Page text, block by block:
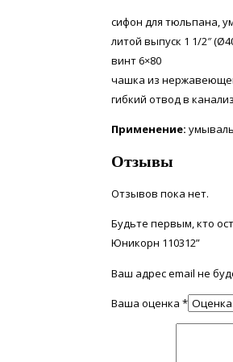
сифон для тюльпана,
литой выпуск 1 1/2″
винт 6×80
чашка из
гибкий отвод в
Применение:
Отзывы
Отзывов пока нет.
Будьте первым, кто
Юникорн 110312”
Ваш адрес email не
Ваша оценка*